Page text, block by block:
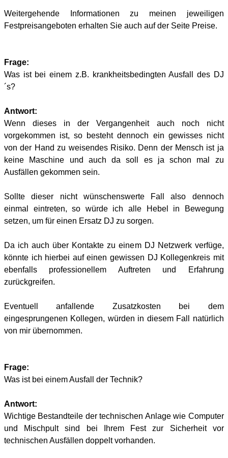
Weitergehende Informationen zu meinen jeweiligen
Festpreisangeboten erhalten Sie auch auf der Seite Preise.
Frage:
Was ist bei einem z.B. krankheitsbedingten Ausfall des DJ
´s?
Antwort:
Wenn dieses in der Vergangenheit auch noch nicht
vorgekommen ist, so besteht dennoch ein gewisses nicht
von der Hand zu weisendes Risiko. Denn der Mensch ist ja
keine Maschine und auch da soll es ja schon mal zu
Ausfällen gekommen sein.
Sollte dieser nicht wünschenswerte Fall also dennoch
einmal eintreten, so würde ich alle Hebel in Bewegung
setzen, um für einen Ersatz DJ zu sorgen.
Da ich auch über Kontakte zu einem DJ Netzwerk verfüge,
könnte ich hierbei auf einen gewissen DJ Kollegenkreis mit
ebenfalls professionellem Auftreten und Erfahrung
zurückgreifen.
Eventuell anfallende Zusatzkosten bei dem
eingesprungenen Kollegen, würden in diesem Fall natürlich
von mir übernommen.
Frage:
Was ist bei einem Ausfall der Technik?
Antwort:
Wichtige Bestandteile der technischen Anlage wie Computer
und Mischpult sind bei Ihrem Fest zur Sicherheit vor
technischen Ausfällen doppelt vorhanden.